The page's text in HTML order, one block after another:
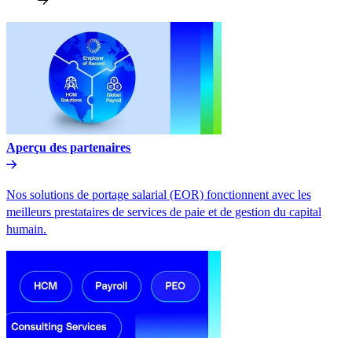
Aperçu des partenaires​​
Nos solutions de portage salarial (EOR) fonctionnent avec les
meilleurs prestataires de services de paie et de gestion du capital
humain.​​